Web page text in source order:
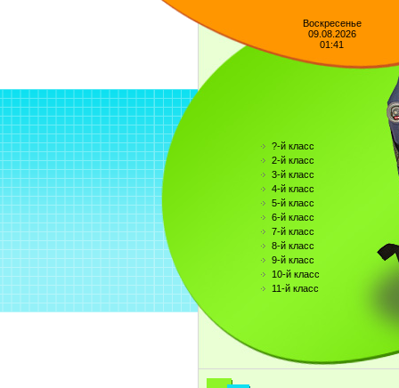
Воскресенье
09.08.2026
01:41
?-й класс
2-й класс
3-й класс
4-й класс
5-й класс
6-й класс
7-й класс
8-й класс
9-й класс
10-й класс
11-й класс